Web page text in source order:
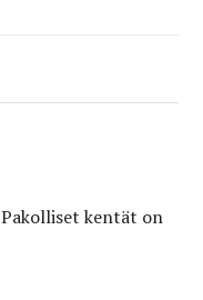
Pakolliset kentät on